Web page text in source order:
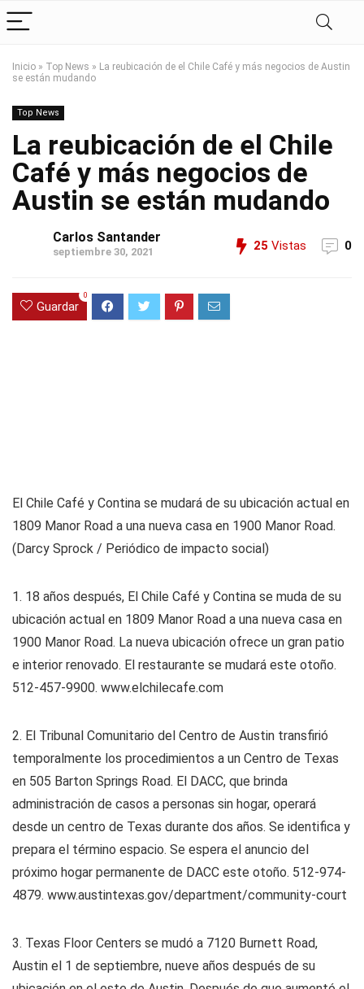
Inicio » Top News » La reubicación de el Chile Café y más negocios de Austin
se están mudando
Top News
La reubicación de el Chile
Café y más negocios de
Austin se están mudando
Carlos Santander
septiembre 30, 2021 25 Vistas 0
Guardar
0
El Chile Café y Contina se mudará de su ubicación actual en
1809 Manor Road a una nueva casa en 1900 Manor Road.
(Darcy Sprock / Periódico de impacto social)
1. 18 años después, El Chile Café y Contina se muda de su
ubicación actual en 1809 Manor Road a una nueva casa en
1900 Manor Road. La nueva ubicación ofrece un gran patio
e interior renovado. El restaurante se mudará este otoño.
512-457-9900. www.elchilecafe.com
2. El Tribunal Comunitario del Centro de Austin transfirió
temporalmente los procedimientos a un Centro de Texas
en 505 Barton Springs Road. El DACC, que brinda
administración de casos a personas sin hogar, operará
desde un centro de Texas durante dos años. Se identifica y
prepara el término espacio. Se espera el anuncio del
próximo hogar permanente de DACC este otoño. 512-974-
4879. www.austintexas.gov/department/community-court
3. Texas Floor Centers se mudó a 7120 Burnett Road,
Austin el 1 de septiembre, nueve años después de su